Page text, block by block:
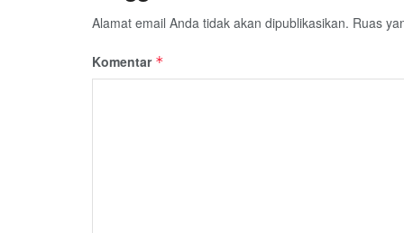
Alamat email Anda tidak akan dipublikasikan. Ruas
Komentar *